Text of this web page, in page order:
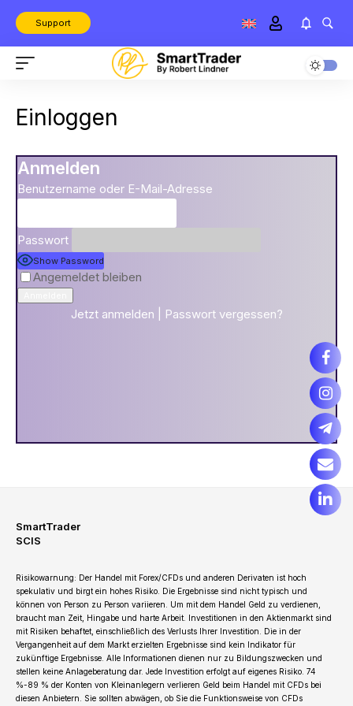
Support
Einloggen
Anmelden
Benutzername oder E-Mail-Adresse
Passwort
Show Password
Angemeldet bleiben
Jetzt anmelden Passwort vergessen?
SmartTrader
SCIS
Risikowarnung: Der Handel mit Forex/CFDs und anderen Derivaten ist hoch
spekulativ und birgt ein hohes Risiko. Die Ergebnisse sind nicht typisch und
können von Person zu Person variieren. Um mit dem Handel Geld zu verdienen,
braucht man Zeit, Hingabe und harte Arbeit. Investitionen in den Aktienmarkt sind
mit Risiken behaftet, einschließlich des Verlusts Ihrer Investition. Die in der
Vergangenheit auf dem Markt erzielten Ergebnisse sind kein Indikator für
zukünftige Ergebnisse. Alle Informationen dienen nur zu Bildungszwecken und
stellen keine Anlageberatung dar. Jede Investition erfolgt auf eigenes Risiko. 74
%-89 % der Konten von Kleinanlegern verlieren Geld beim Handel mit CFDs bei
diesen Anbietern. Sie sollten abwägen, ob Sie die Funktionsweise von CFDs